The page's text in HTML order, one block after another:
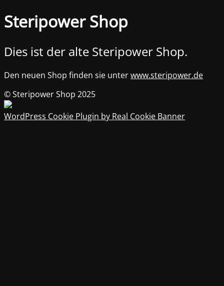
Steripower Shop
Dies ist der alte Steripower Shop.
Den neuen Shop finden sie unterwww.steripower.de
© Steripower Shop 2025
WordPress Cookie Plugin by Real Cookie Banner